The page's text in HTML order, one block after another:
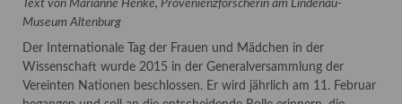
Text von Marianne Henke, Provenienzforscherin am Lindenau-
Museum Altenburg
Der Internationale Tag der Frauen und Mädchen in der
Wissenschaft wurde 2015 in der Generalversammlung der
Vereinten Nationen beschlossen. Er wird jährlich am 11. Februar